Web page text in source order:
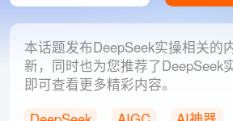
本话题发布DeepSeek实操相关的
新，同时也为您推荐了DeepSeek
即可查看更多精彩内容。